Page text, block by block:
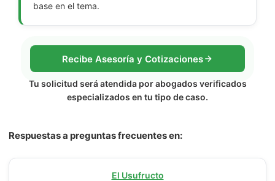
base en el tema.
Recibe Asesoría y Cotizaciones
Tu solicitud será atendida por abogados verificados
especializados en tu tipo de caso.
Respuestas a preguntas frecuentes en:
El Usufructo